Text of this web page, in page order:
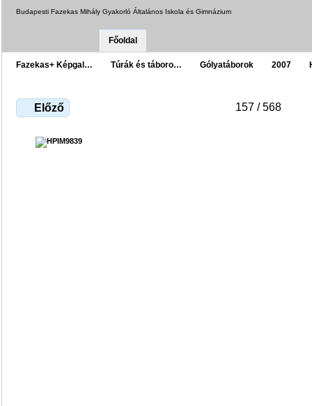
Budapesti Fazekas Mihály Gyakorló Általános Iskola és Gimnázium
Főoldal
Fazekas+ Képgal… Túrák és táboro… Gólyatáborok 2007
Előző 157 / 568